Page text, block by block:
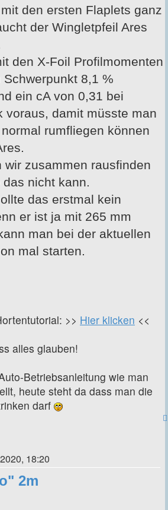
den ersten Flaplets ganz
der Wingletpfeil Ares
den X-Foil Profilmomenten
8,1 %
ein cA von 0,31 bei
voraus, damit müsste man
rumfliegen können
wir zusammen rausfinden
nicht kann.
das erstmal kein
er ist ja mit 265 mm
man bei der aktuellen
mal starten.
>> Hier klicken <<
alles glauben!
Betriebsanleitung wie man
heute steht da dass man die
darf
18:20
2m